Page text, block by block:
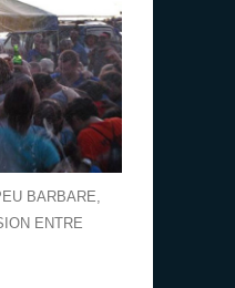
BARBARE,
ENTRE